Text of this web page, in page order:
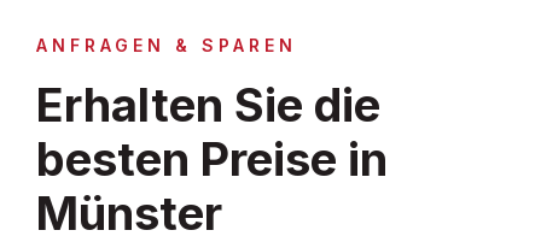
ANFRAGEN & SPAREN
Erhalten Sie die
besten Preise in
Münster